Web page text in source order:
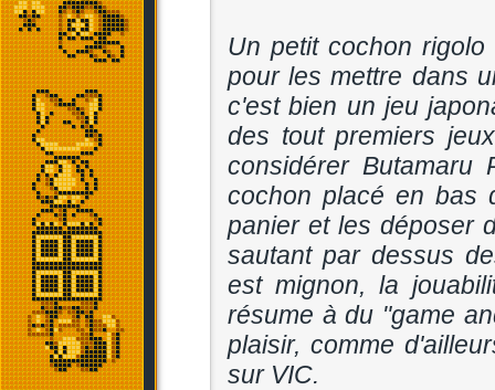
Un petit cochon
pour les mettre dans
c'est bien un jeu
des tout premiers
considérer
cochon placé en bas
panier et les déposer
sautant par dessus
est mignon, la
résume à du "game
plaisir, comme
sur VIC.